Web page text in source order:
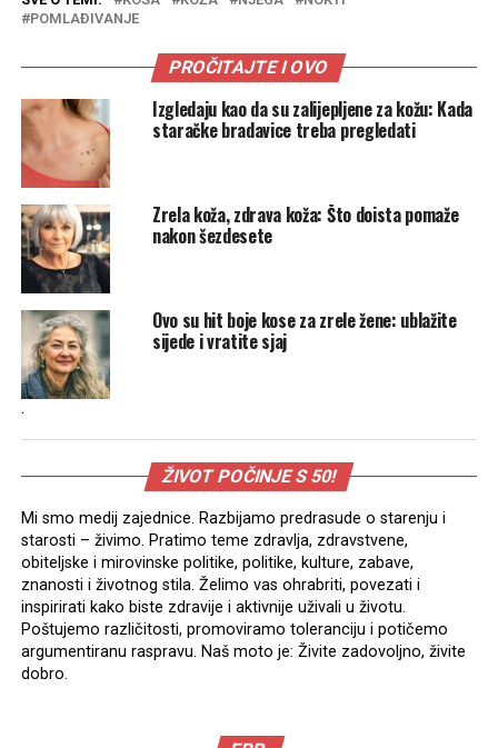
POMLAĐIVANJE
PROČITAJTE I OVO
Izgledaju kao da su zalijepljene za kožu: Kada
staračke bradavice treba pregledati
Zrela koža, zdrava koža: Što doista pomaže
nakon šezdesete
Ovo su hit boje kose za zrele žene: ublažite
sijede i vratite sjaj
.
ŽIVOT POČINJE S 50!
Mi smo medij zajednice. Razbijamo predrasude o starenju i
starosti – živimo. Pratimo teme zdravlja, zdravstvene,
obiteljske i mirovinske politike, politike, kulture, zabave,
znanosti i životnog stila. Želimo vas ohrabriti, povezati i
inspirirati kako biste zdravije i aktivnije uživali u životu.
Poštujemo različitosti, promoviramo toleranciju i potičemo
argumentiranu raspravu. Naš moto je: Živite zadovoljno, živite
dobro.